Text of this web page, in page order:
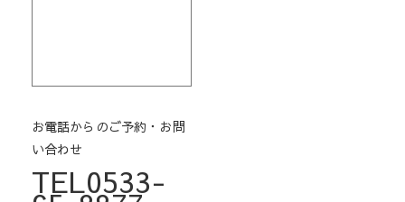
お電話からのご予約・お問
い合わせ
TEL0533-